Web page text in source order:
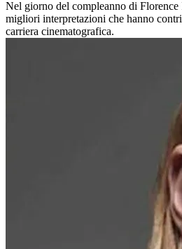
Nel giorno del compleanno di
migliori interpretazioni che hanno
carriera cinematografica.